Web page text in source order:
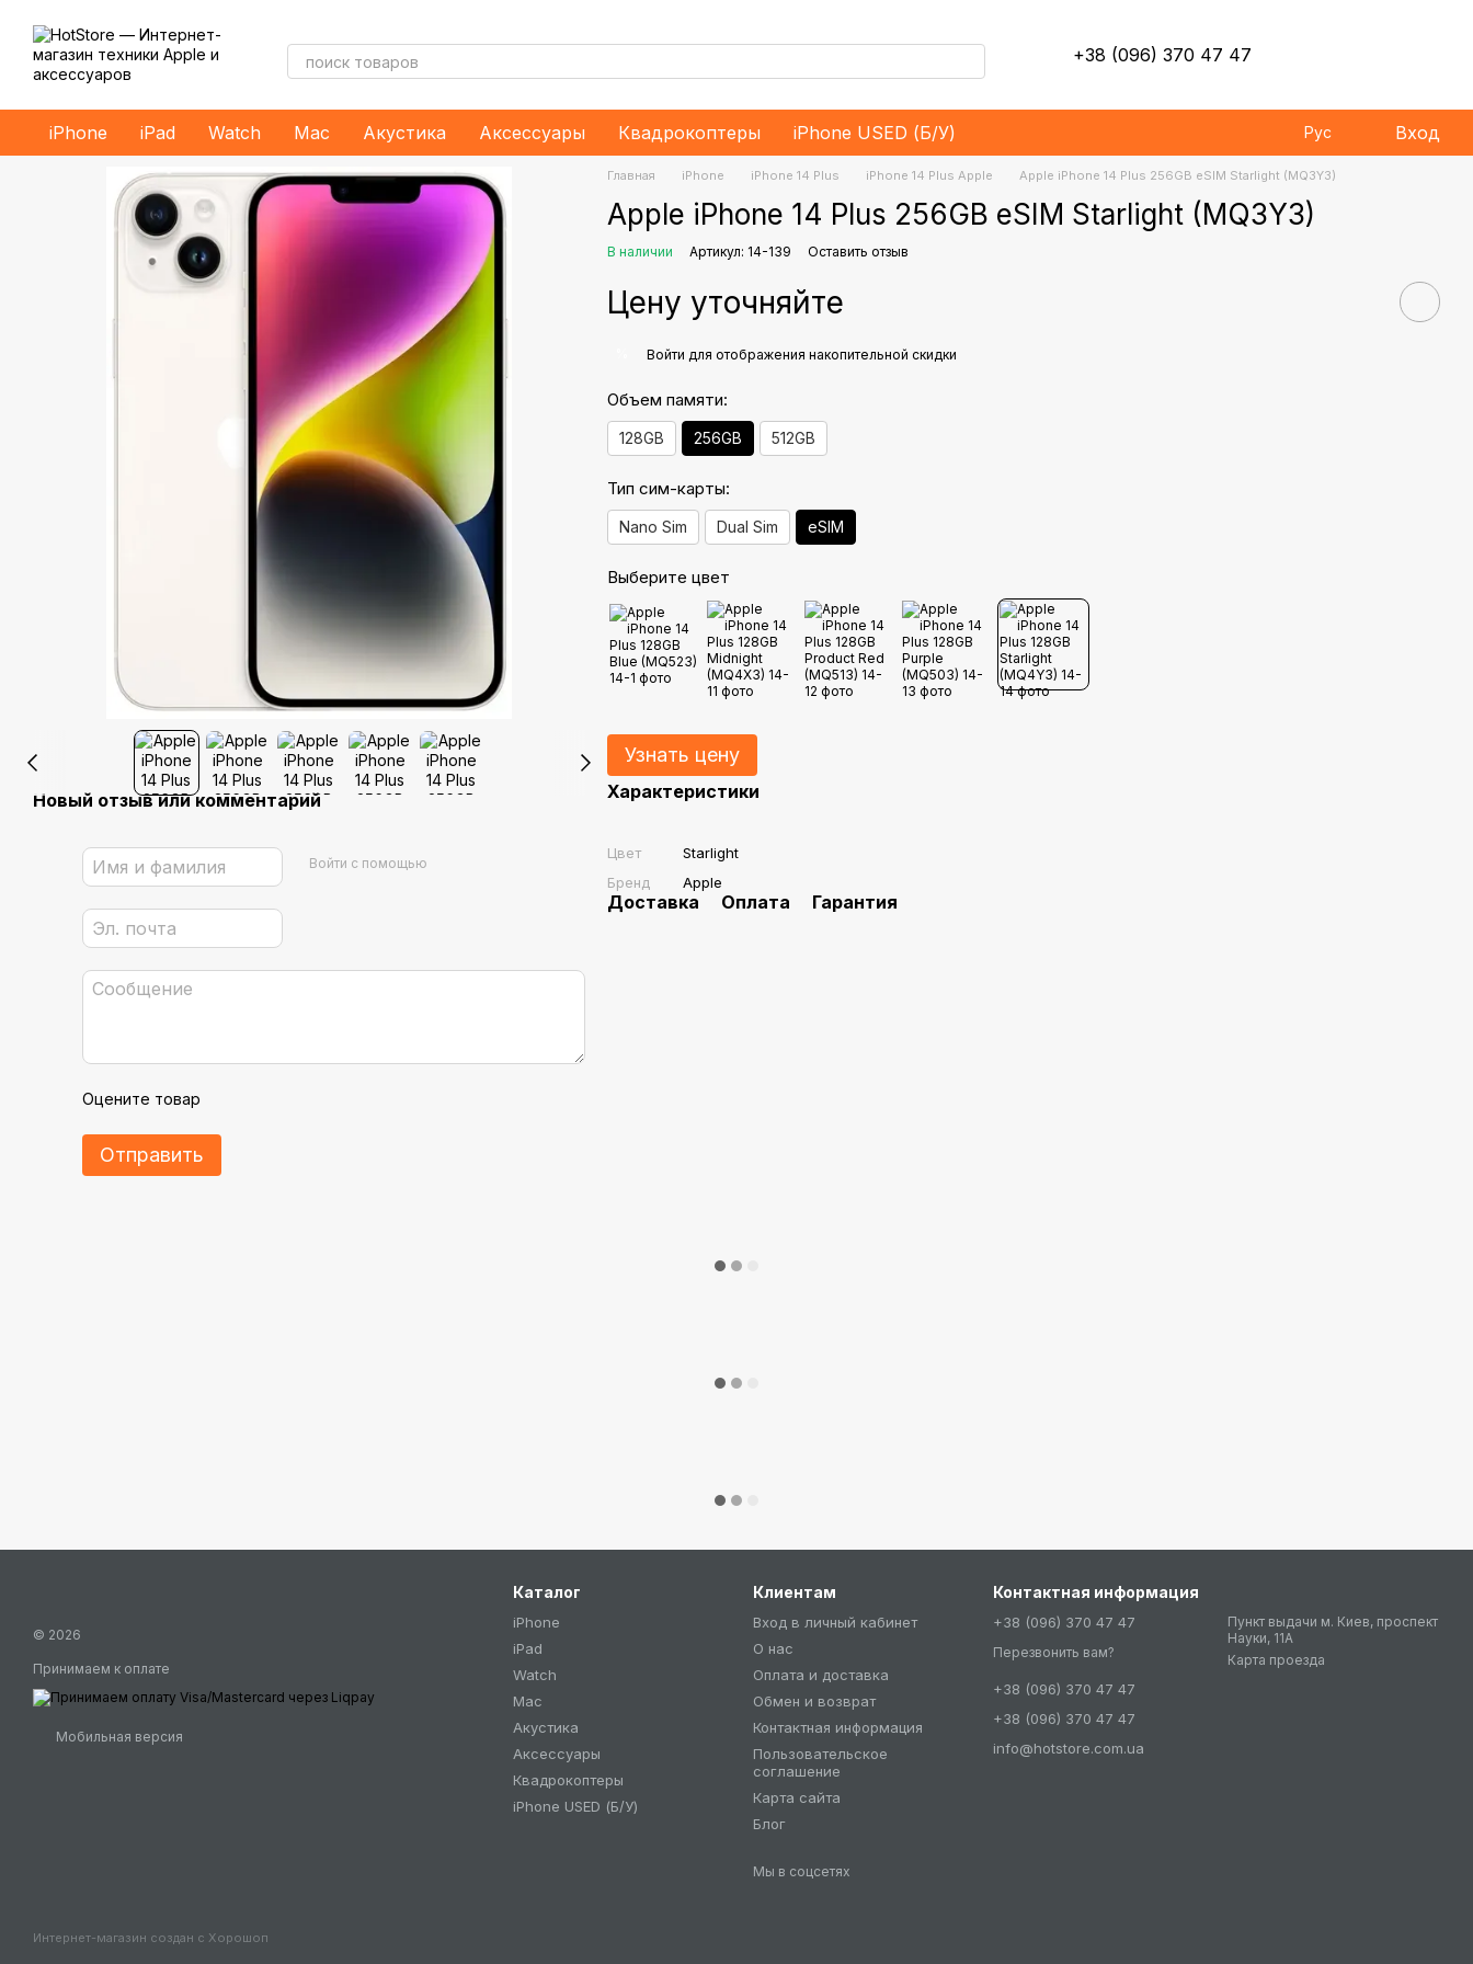
+38 (096) 370 47 47
iPhone iPad Watch Mac Акустика Аксессуары Квадрокоптеры iPhone USED (Б/У) Рус Вход
Новый отзыв или комментарий
Войти с помощью
Оцените товар
Отправить
Главная iPhone iPhone 14 Plus iPhone 14 Plus Apple Apple iPhone 14 Plus 256GB eSIM Starlight (MQ3Y3)
Apple iPhone 14 Plus 256GB eSIM Starlight (MQ3Y3)
В наличии Артикул: 14-139 Оставить отзыв
Цену уточняйте
Войти для отображения накопительной скидки
Объем памяти:
128GB 256GB 512GB
Тип сим-карты:
Nano Sim Dual Sim eSIM
Выберите цвет
Узнать цену
Характеристики
Цвет
Starlight
Бренд
Apple
Доставка Оплата Гарантия
© 2026
Принимаем к оплате
Мобильная версия
Интернет-магазин создан с Хорошоп
Каталог
iPhone
iPad
Watch
Mac
Акустика
Аксессуары
Квадрокоптеры
iPhone USED (Б/У)
Клиентам
Вход в личный кабинет
О нас
Оплата и доставка
Обмен и возврат
Контактная информация
Пользовательское
соглашение
Карта сайта
Блог
Мы в соцсетях
Контактная информация
+38 (096) 370 47 47
Перезвонить вам?
+38 (096) 370 47 47
+38 (096) 370 47 47
info@hotstore.com.ua
Пункт выдачи м. Киев, проспект
Науки, 11А
Карта проезда